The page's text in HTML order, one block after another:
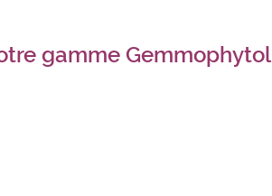
gamme Gemmophytol